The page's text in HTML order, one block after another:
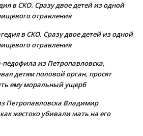
в СКО. Сразу двое детей из одной
отравления
в СКО. Сразу двое детей из одной
отравления
педофила из Петропавловска,
детям половой орган, просят
ему моральный ущерб
Петропавловска Владимир
жестоко убивали мать на его